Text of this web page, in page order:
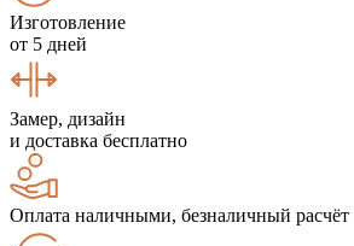
Изготовление
от 5 дней
Замер, дизайн
и доставка бесплатно
Оплата наличными, безналичный расчёт